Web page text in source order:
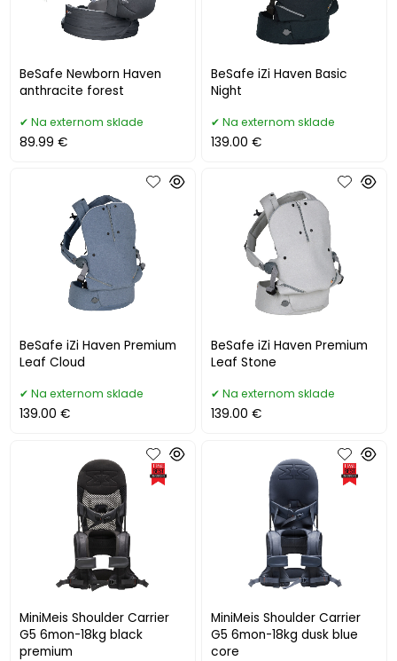
BeSafe Newborn Haven
anthracite forest
Na externom sklade
89.99 €
BeSafe iZi Haven Basic
Night
Na externom sklade
139.00 €
BeSafe iZi Haven Premium
Leaf Cloud
Na externom sklade
139.00 €
BeSafe iZi Haven Premium
Leaf Stone
Na externom sklade
139.00 €
MiniMeis Shoulder Carrier
G5 6mon-18kg black
premium
MiniMeis Shoulder Carrier
G5 6mon-18kg dusk blue
core